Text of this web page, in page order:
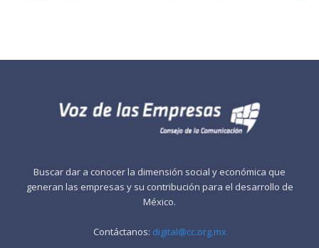
Buscar dar a conocer la dimensión social y económica que
generan las empresas y su contribución para el desarrollo de
México.
Contáctanos: digital@cc.org.mx